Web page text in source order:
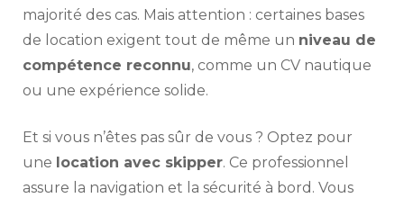
majorité des cas. Mais attention : certaines bases
de location exigent tout de même un niveau de
compétence reconnu, comme un CV nautique
ou une expérience solide.
Et si vous n’êtes pas sûr de vous ? Optez pour
une location avec skipper. Ce professionnel
assure la navigation et la sécurité à bord. Vous